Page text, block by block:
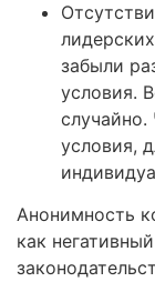
забыли
условия.
условия,
Анонимность
как